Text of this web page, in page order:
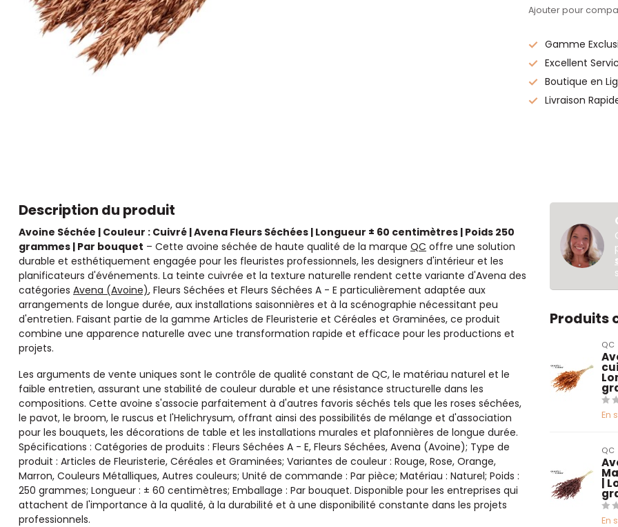
Ajouter pour
Gamme
Excellent
Boutique en
Livraison
Description du produit
Avoine Séchée | Couleur : Cuivré | Avena Fleurs Séchées | Longueur ± 60 centimètres | Poids 250
grammes | Par bouquet – Cette avoine séchée de haute qualité de la marque QC offre une solution
durable et esthétiquement engagée pour les fleuristes professionnels, les designers d'intérieur et les
planificateurs d'événements. La teinte cuivrée et la texture naturelle rendent cette variante d'Avena des
catégories Avena (Avoine), Fleurs Séchées et Fleurs Séchées A - E particulièrement adaptée aux
arrangements de longue durée, aux installations saisonnières et à la scénographie nécessitant peu
d'entretien. Faisant partie de la gamme Articles de Fleuristerie et Céréales et Graminées, ce produit
combine une apparence naturelle avec une transformation rapide et efficace pour les productions et
projets.
Les arguments de vente uniques sont le contrôle de qualité constant de QC, le matériau naturel et le
faible entretien, assurant une stabilité de couleur durable et une résistance structurelle dans les
compositions. Cette avoine s'associe parfaitement à d'autres favoris séchés tels que les roses séchées,
le pavot, le broom, le ruscus et l'Helichrysum, offrant ainsi des possibilités de mélange et d'association
pour les bouquets, les décorations de table et les installations murales et plafonnières de longue durée.
Spécifications : Catégories de produits : Fleurs Séchées A - E, Fleurs Séchées, Avena (Avoine); Type de
produit : Articles de Fleuristerie, Céréales et Graminées; Variantes de couleur : Rouge, Rose, Orange,
Marron, Couleurs Métalliques, Autres couleurs; Unité de commande : Par pièce; Matériau : Naturel; Poids :
250 grammes; Longueur : ± 60 centimètres; Emballage : Par bouquet. Disponible pour les entreprises qui
attachent de l'importance à la qualité, à la durabilité et à une disponibilité constante dans les projets
professionnels.
Produits
QC
En
QC
|
En